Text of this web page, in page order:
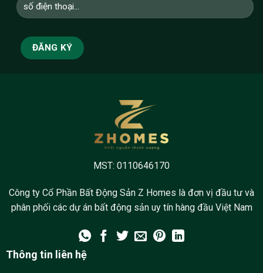
Cho Thue Can Ho 3 Ngu Toa N01t7 (2)
MST: 0110646170
Công ty Cổ Phần Bất Động Sản Z Homes là đơn vị đầu tư và
phân phối các dự án bất động sản uy tín hàng đầu Việt Nam
Thông tin liên hệ